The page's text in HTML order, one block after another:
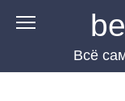
Перейти
Всё